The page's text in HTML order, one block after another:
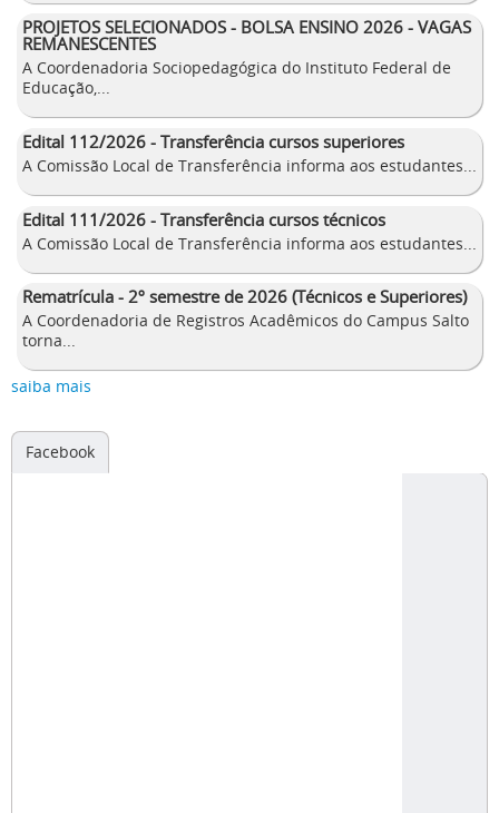
PROJETOS SELECIONADOS - BOLSA ENSINO 2026 - VAGAS
REMANESCENTES
A Coordenadoria Sociopedagógica do Instituto Federal de
Educação,...
Edital 112/2026 - Transferência cursos superiores
A Comissão Local de Transferência informa aos estudantes...
Edital 111/2026 - Transferência cursos técnicos
A Comissão Local de Transferência informa aos estudantes...
Rematrícula - 2º semestre de 2026 (Técnicos e Superiores)
A Coordenadoria de Registros Acadêmicos do Campus Salto
torna...
saiba mais
Facebook